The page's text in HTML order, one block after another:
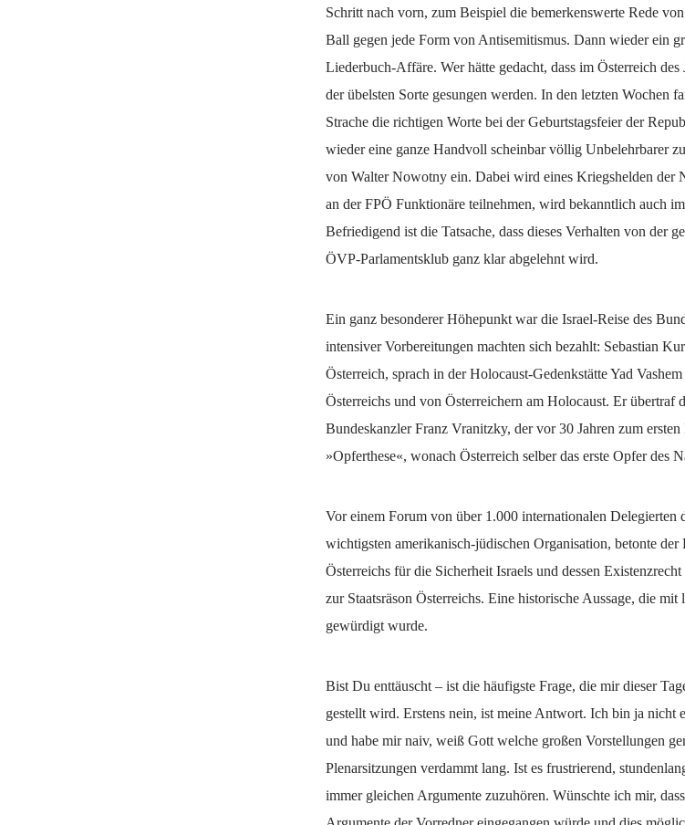
Schritt nach vorn, zum Beispiel die bemerkenswerte Rede
Ball gegen jede Form von Antisemitismus. Dann wieder ein
Liederbuch-Affäre. Wer hätte gedacht, dass im Österreich
der übelsten Sorte gesungen werden. In den letzten Wochen
Strache die richtigen Worte bei der Geburtstagsfeier der
wieder eine ganze Handvoll scheinbar völlig Unbelehrbarer
von Walter Nowotny ein. Dabei wird eines Kriegshelden der
an der FPÖ Funktionäre teilnehmen, wird bekanntlich auch
Befriedigend ist die Tatsache, dass dieses Verhalten von der
ÖVP-Parlamentsklub ganz klar abgelehnt wird.
Ein ganz besonderer Höhepunkt war die Israel-Reise des
intensiver Vorbereitungen machten sich bezahlt: Sebastian
Österreich, sprach in der Holocaust-Gedenkstätte Yad
Österreichs und von Österreichern am Holocaust. Er übertraf
Bundeskanzler Franz Vranitzky, der vor 30 Jahren zum
»Opferthese«, wonach Österreich selber das erste Opfer des
Vor einem Forum von über 1.000 internationalen Delegierten
wichtigsten amerikanisch-jüdischen Organisation, betonte der
Österreichs für die Sicherheit Israels und dessen
zur Staatsräson Österreichs. Eine historische Aussage, die
gewürdigt wurde.
Bist Du enttäuscht – ist die häufigste Frage, die mir dieser
gestellt wird. Erstens nein, ist meine Antwort. Ich bin ja nicht
und habe mir naiv, weiß Gott welche großen Vorstellungen
Plenarsitzungen verdammt lang. Ist es frustrierend,
immer gleichen Argumente zuzuhören. Wünschte ich mir,